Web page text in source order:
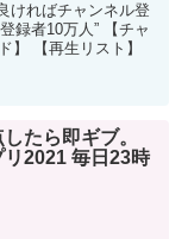
ければチャンネル登
録者10万人” 【チャ
】 【再生リスト】
たら即ギブ。
リ2021 毎日23時